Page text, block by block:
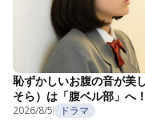
恥ずかしいお腹の音が美
そら）は「腹ベル部」へ
2026/8/5 ドラマ